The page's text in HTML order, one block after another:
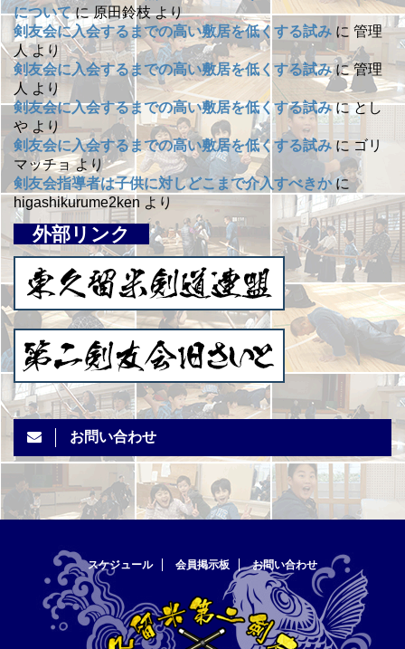
についてに原田鈴枝より
剣友会に入会するまでの高い敷居を低くする試み に 管理
人より
剣友会に入会するまでの高い敷居を低くする試みに管理
人 より
剣友会に入会するまでの高い敷居を低くする試みにとし
や より
剣友会に入会するまでの高い敷居を低くする試みにゴリ
マッチョより
剣友会指導者は子供に対しどこまで介入すべきかに
higashikurume2ken より
外部リンク
お問い合わせ
スケジュール 会員掲示板 お問い合わせ